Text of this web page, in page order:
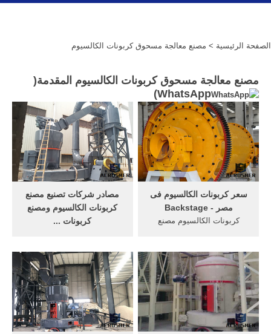
الصفحة الرئيسية > مصنع معالجة مسحوق كربونات الكالسيوم
مصنع معالجة مسحوق كربونات الكالسيوم المقدمة(
WhatsApp
)
مصادر شركات تصنيع مصنع
كربونات الكالسيوم ومصنع
كربونات ...
مسحوق طاحونة raymond
لأوزبكستان ٩٩٩٫٠٠
US$-٩٩٬٩٩٩٫٠٠ US$ / قطعة
1.0 قطعة (لمين)
سعر كربونات الكالسيوم فى
مصر - Backstage
كربونات الكالسيوم مصنع
معدات تكسير الحجارة.
الكالسيوم مسحوق مطحنة -
crusher7website